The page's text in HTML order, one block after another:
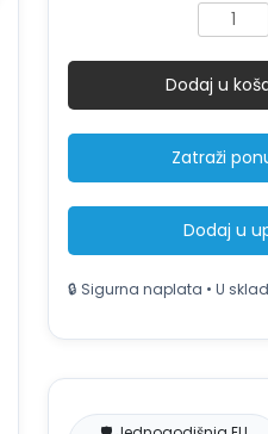
Tekstilne
trake
za
bale
otpada
16mm
-
340m
-
4
količina
Dodaj u
Zatraži
Dodaj u
🔒 Sigurna naplata • U